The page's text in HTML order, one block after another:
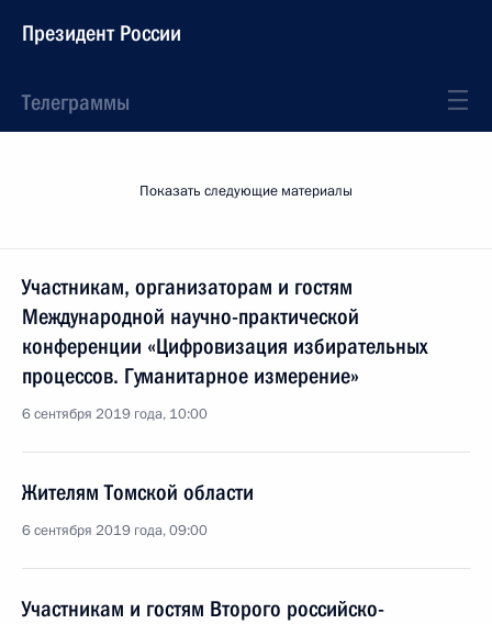
Президент России
Телеграммы
Показать следующие материалы
Участникам, организаторам и гостям
Международной научно-практической
конференции «Цифровизация избирательных
процессов. Гуманитарное измерение»
6 сентября 2019 года, 10:00
Жителям Томской области
6 сентября 2019 года, 09:00
Участникам и гостям Второго российско-